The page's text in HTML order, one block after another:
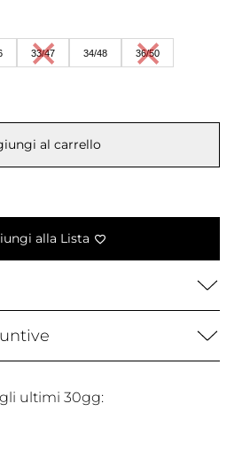
33/47 34/48 36/50
al carrello
alla Lista
ultimi 30gg: